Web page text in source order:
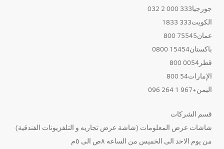
جورجيا333 000 2 032
الكويت333 1833
عمان75545 800
باكستان15454 0800
قطر0054 800
الإمارات54 800
اليمن+967 1 264 096
قسم الشركات
شاشات عرض المعلومات (شاشة عرض تجاريه و التلفزيونات الفندقية)
من يوم الاحد الى الخميس من الساعه ٨ص الى ٥م